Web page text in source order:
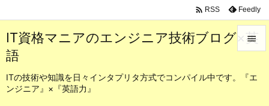
IT資格マニアのエンジニア技術ブログ×英
語
ITの技術や知識を日々インタプリタ方式でコンパイル中です。『エ
ンジニア』×『英語力』

メニュ
 RSS Feedly